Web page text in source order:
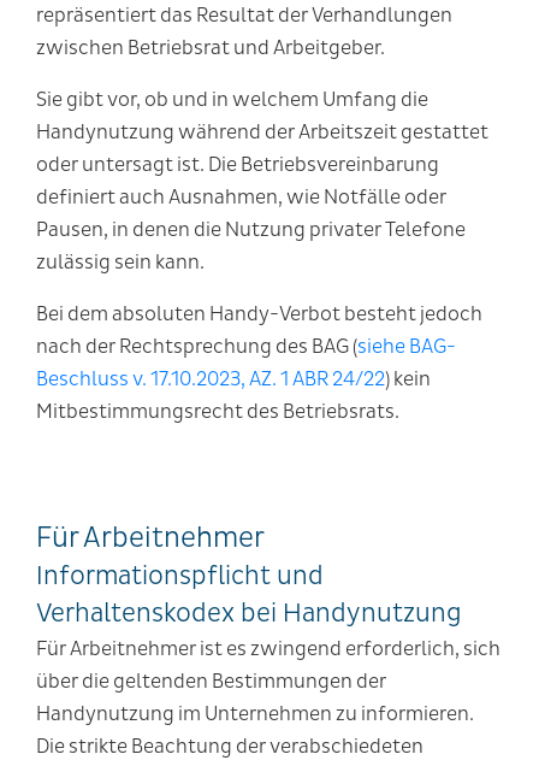
repräsentiert das Resultat der Verhandlungen
zwischen Betriebsrat und Arbeitgeber.
Sie gibt vor, ob und in welchem Umfang die
Handynutzung während der Arbeitszeit gestattet
oder untersagt ist. Die Betriebsvereinbarung
definiert auch Ausnahmen, wie Notfälle oder
Pausen, in denen die Nutzung privater Telefone
zulässig sein kann.
Bei dem absoluten Handy-Verbot besteht jedoch
nach der Rechtsprechung des BAG (siehe BAG-
Beschluss v. 17.10.2023, AZ. 1 ABR 24/22) kein
Mitbestimmungsrecht des Betriebsrats.
Für Arbeitnehmer
Informationspflicht und
Verhaltenskodex bei Handynutzung
Für Arbeitnehmer ist es zwingend erforderlich, sich
über die geltenden Bestimmungen der
Handynutzung im Unternehmen zu informieren.
Die strikte Beachtung der verabschiedeten